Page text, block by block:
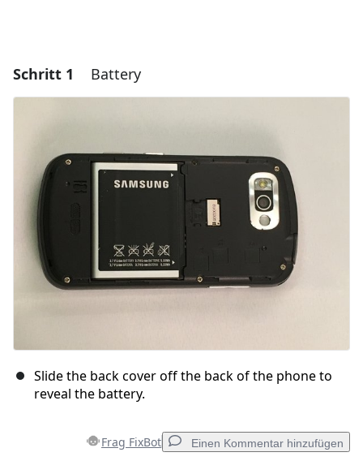
Schritt 1 Battery
Slide the back cover off the back of the phone to
reveal the battery.
Frag FixBot Einen Kommentar hinzufügen